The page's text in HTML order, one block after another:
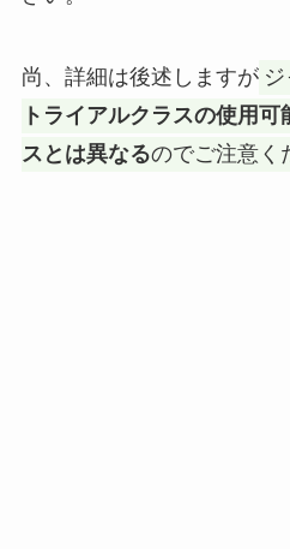
尚、詳細は後述しますが
トライアルクラスの使用
スとは異なるのでご注意く